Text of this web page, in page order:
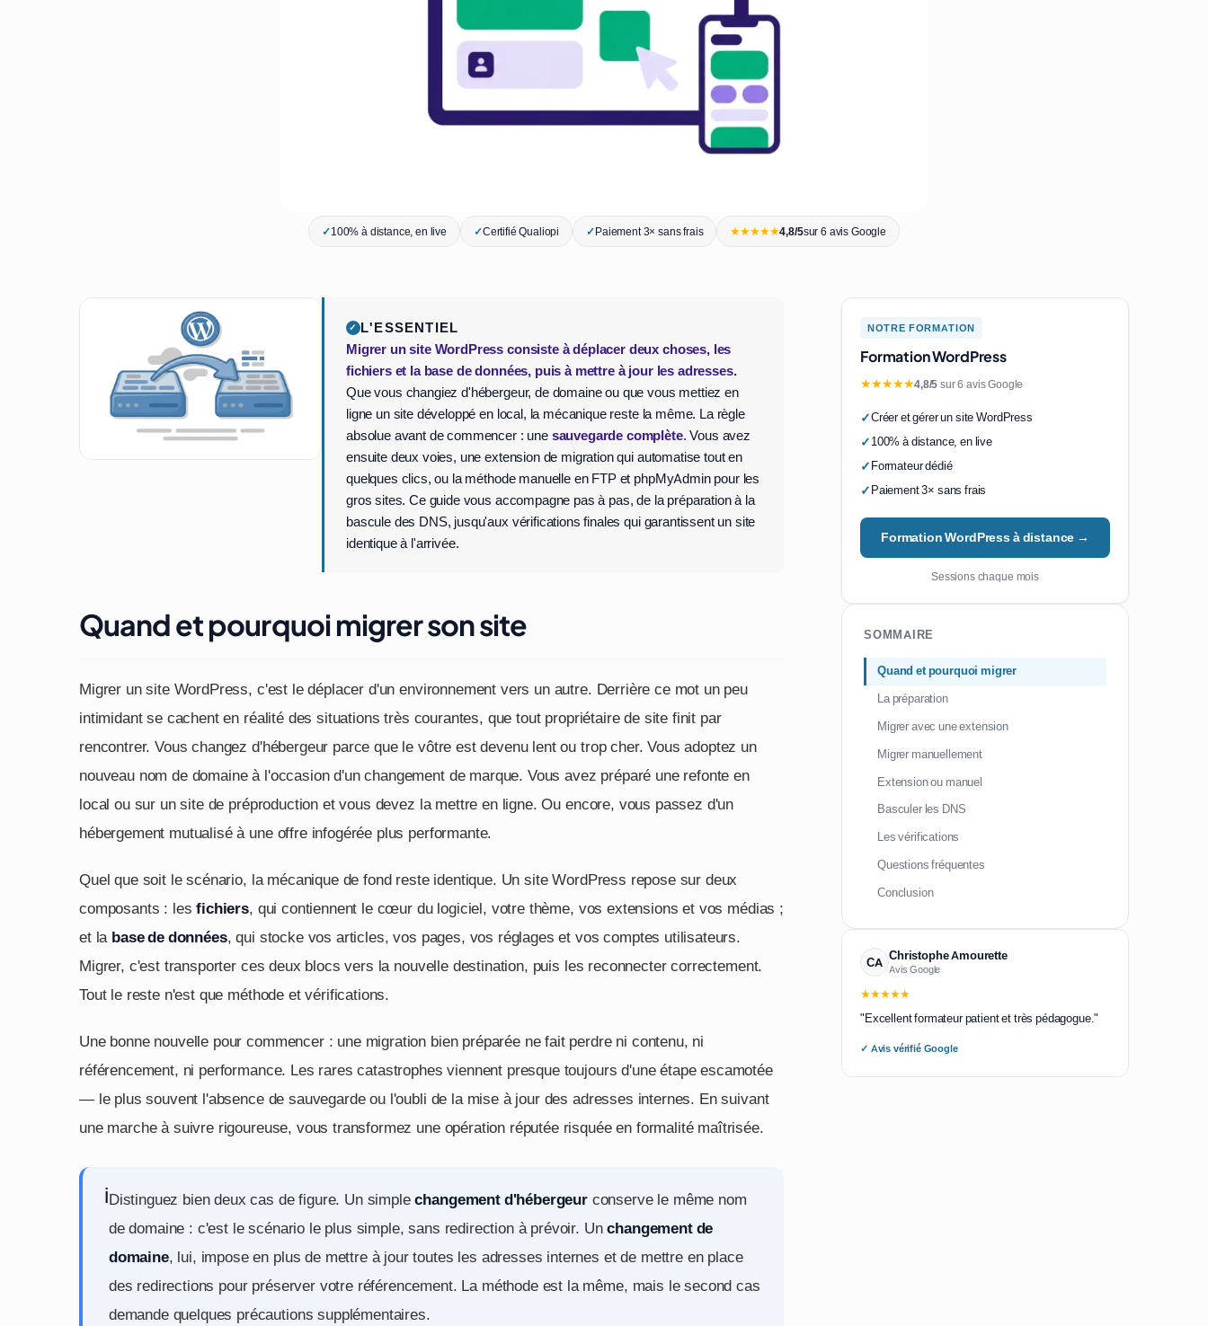
✓100% à distance, en live ✓Certifié Qualiopi ✓Paiement 3× sans frais ★★★★★4,8/5sur 6 avis Google
L'ESSENTIEL
Migrer un site WordPress consiste à déplacer deux choses, les
fichiers et la base de données, puis à mettre à jour les adresses.
Que vous changiez d'hébergeur, de domaine ou que vous mettiez en
ligne un site développé en local, la mécanique reste la même. La règle
absolue avant de commencer : une sauvegarde complète. Vous avez
ensuite deux voies, une extension de migration qui automatise tout en
quelques clics, ou la méthode manuelle en FTP et phpMyAdmin pour les
gros sites. Ce guide vous accompagne pas à pas, de la préparation à la
bascule des DNS, jusqu'aux vérifications finales qui garantissent un site
identique à l'arrivée.
Quand et pourquoi migrer son site
Migrer un site WordPress, c'est le déplacer d'un environnement vers un autre. Derrière ce mot un peu
intimidant se cachent en réalité des situations très courantes, que tout propriétaire de site finit par
rencontrer. Vous changez d'hébergeur parce que le vôtre est devenu lent ou trop cher. Vous adoptez un
nouveau nom de domaine à l'occasion d'un changement de marque. Vous avez préparé une refonte en
local ou sur un site de préproduction et vous devez la mettre en ligne. Ou encore, vous passez d'un
hébergement mutualisé à une offre infogérée plus performante.
Quel que soit le scénario, la mécanique de fond reste identique. Un site WordPress repose sur deux
composants : lesfichiers, qui contiennent le cœur du logiciel, votre thème, vos extensions et vos médias ;
et la base de données, qui stocke vos articles, vos pages, vos réglages et vos comptes utilisateurs.
Migrer, c'est transporter ces deux blocs vers la nouvelle destination, puis les reconnecter correctement.
Tout le reste n'est que méthode et vérifications.
Une bonne nouvelle pour commencer : une migration bien préparée ne fait perdre ni contenu, ni
référencement, ni performance. Les rares catastrophes viennent presque toujours d'une étape escamotée
— le plus souvent l'absence de sauvegarde ou l'oubli de la mise à jour des adresses internes. En suivant
une marche à suivre rigoureuse, vous transformez une opération réputée risquée en formalité maîtrisée.
iDistinguez bien deux cas de figure. Un simplechangement d'hébergeurconserve le même nom
de domaine : c'est le scénario le plus simple, sans redirection à prévoir. Unchangement de
domaine, lui, impose en plus de mettre à jour toutes les adresses internes et de mettre en place
des redirections pour préserver votre référencement. La méthode est la même, mais le second cas
demande quelques précautions supplémentaires.
NOTRE FORMATION
Formation WordPress
★★★★★4,8/5sur 6 avis Google
Créer et gérer un site WordPress
100% à distance, en live
Formateur dédié
Paiement 3× sans frais
Formation WordPress à distance →
Sessions chaque mois
SOMMAIRE
Quand et pourquoi migrer
La préparation
Migrer avec une extension
Migrer manuellement
Extension ou manuel
Basculer les DNS
Les vérifications
Questions fréquentes
Conclusion
CA Christophe Amourette
Avis Google
★★★★★
"Excellent formateur patient et très pédagogue."
✓ Avis vérifié Google